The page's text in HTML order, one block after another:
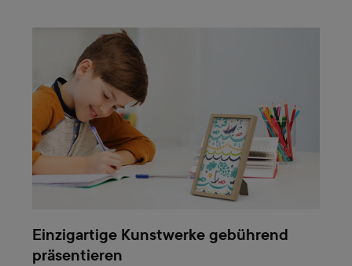
Einzigartige Kunstwerke gebührend
präsentieren